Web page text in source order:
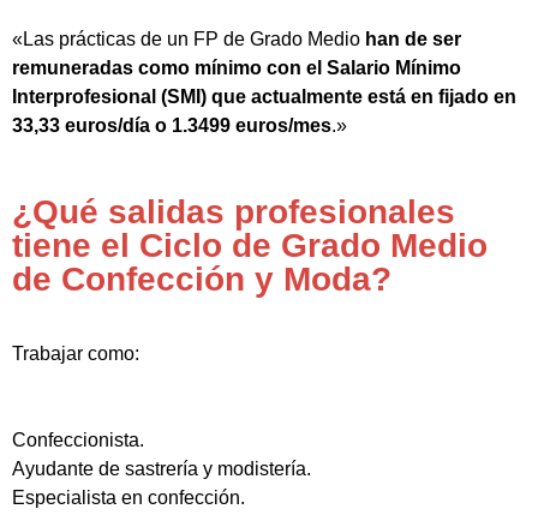
«Las prácticas de un FP de Grado Medio han de ser
remuneradas como mínimo con el Salario Mínimo
Interprofesional (SMI) que actualmente está en fijado en
33,33 euros/día o 1.3499 euros/mes.»
¿Qué salidas profesionales
tiene el Ciclo de Grado Medio
de Confección y Moda?
Trabajar como:
Confeccionista.
Ayudante de sastrería y modistería.
Especialista en confección.